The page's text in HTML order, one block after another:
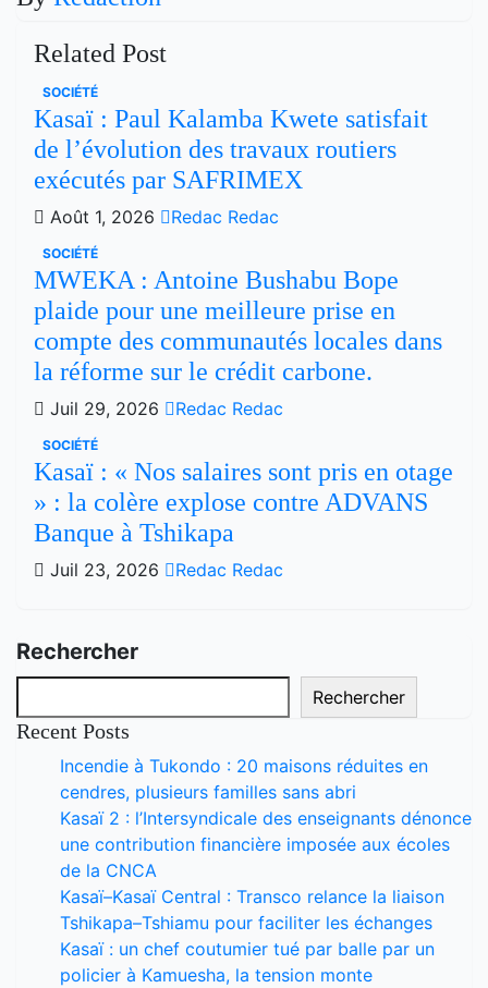
Related Post
SOCIÉTÉ
Kasaï : Paul Kalamba Kwete satisfait
de l’évolution des travaux routiers
exécutés par SAFRIMEX
Août 1, 2026 Redac Redac
SOCIÉTÉ
MWEKA : Antoine Bushabu Bope
plaide pour une meilleure prise en
compte des communautés locales dans
la réforme sur le crédit carbone.
Juil 29, 2026 Redac Redac
SOCIÉTÉ
Kasaï : « Nos salaires sont pris en otage
» : la colère explose contre ADVANS
Banque à Tshikapa
Juil 23, 2026 Redac Redac
Rechercher
Rechercher
Recent Posts
Incendie à Tukondo : 20 maisons réduites en
cendres, plusieurs familles sans abri
Kasaï 2 : l’Intersyndicale des enseignants dénonce
une contribution financière imposée aux écoles
de la CNCA
Kasaï–Kasaï Central : Transco relance la liaison
Tshikapa–Tshiamu pour faciliter les échanges
Kasaï : un chef coutumier tué par balle par un
policier à Kamuesha, la tension monte